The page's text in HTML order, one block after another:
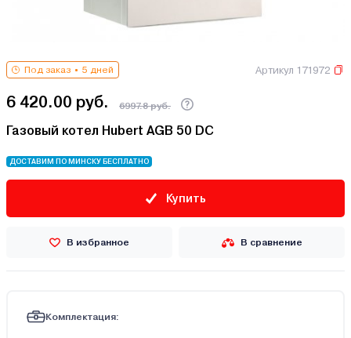
Под заказ 5 дней Артикул 171972
6 420.00 руб. 6997.8 руб.
Газовый котел Hubert AGB 50 DC
ДОСТАВИМ ПО МИНСКУ БЕСПЛАТНО
Купить
В избранное В сравнение
Комплектация: